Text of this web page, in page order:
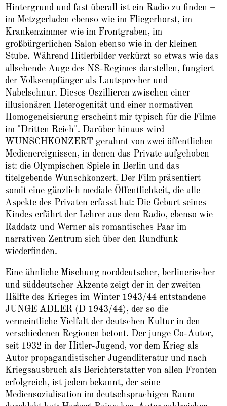
Hintergrund und fast überall ist ein Radio zu finden –
im Metzgerladen ebenso wie im Fliegerhorst, im
Krankenzimmer wie im Frontgraben, im
großbürgerlichen Salon ebenso wie in der kleinen
Stube. Während Hitlerbilder verkürzt so etwas wie das
allsehende Auge des NS-Regimes darstellen, fungiert
der Volksempfänger als Lautsprecher und
Nabelschnur. Dieses Oszillieren zwischen einer
illusionären Heterogenität und einer normativen
Homogeneisierung erscheint mir typisch für die Filme
im "Dritten Reich". Darüber hinaus wird
WUNSCHKONZERT gerahmt von zwei öffentlichen
Medienereignissen, in denen das Private aufgehoben
ist: die Olympischen Spiele in Berlin und das
titelgebende Wunschkonzert. Der Film präsentiert
somit eine gänzlich mediale Öffentlichkeit, die alle
Aspekte des Privaten erfasst hat: Die Geburt seines
Kindes erfährt der Lehrer aus dem Radio, ebenso wie
Raddatz und Werner als romantisches Paar im
narrativen Zentrum sich über den Rundfunk
wiederfinden.
Eine ähnliche Mischung norddeutscher, berlinerischer
und süddeutscher Akzente zeigt der in der zweiten
Hälfte des Krieges im Winter 1943/44 entstandene
JUNGE ADLER (D 1943/44), der so die
vermeintliche Vielfalt der deutschen Kultur in den
verschiedenen Regionen betont. Der junge Co-Autor,
seit 1932 in der Hitler-Jugend, vor dem Krieg als
Autor propagandistischer Jugendliteratur und nach
Kriegsausbruch als Berichterstatter von allen Fronten
erfolgreich, ist jedem bekannt, der seine
Mediensozialisation im deutschsprachigen Raum